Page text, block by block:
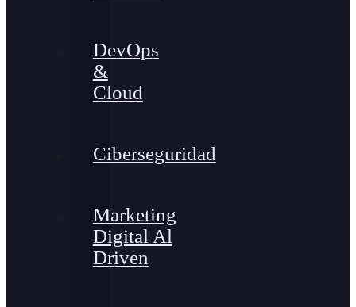
DevOps
&
Cloud
Ciberseguridad
Marketing
Digital Al
Driven